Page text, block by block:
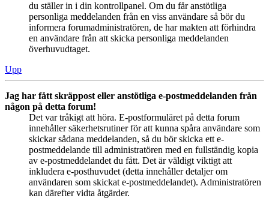
du ställer in i din kontrollpanel. Om du får anstötliga
personliga meddelanden från en viss användare så bör du
informera forumadministratören, de har makten att förhindra
en användare från att skicka personliga meddelanden
överhuvudtaget.
Upp
Jag har fått skräppost eller anstötliga e-postmeddelanden från
någon på detta forum!
Det var tråkigt att höra. E-postformuläret på detta forum
innehåller säkerhetsrutiner för att kunna spåra användare som
skickar sådana meddelanden, så du bör skicka ett e-
postmeddelande till administratören med en fullständig kopia
av e-postmeddelandet du fått. Det är väldigt viktigt att
inkludera e-posthuvudet (detta innehåller detaljer om
användaren som skickat e-postmeddelandet). Administratören
kan därefter vidta åtgärder.